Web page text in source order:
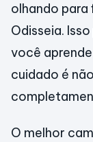
olhando para
Odisseia.
você
cuidado é
O melhor